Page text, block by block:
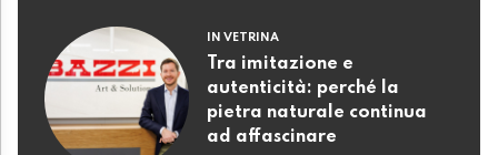
IN VETRINA
Tra imitazione e
autenticità: perché la
pietra naturale continua
ad affascinare